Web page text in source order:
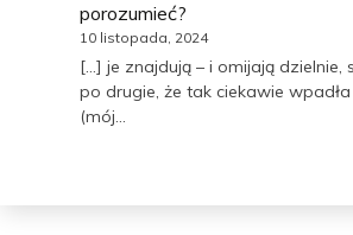
porozumieć?
10 listopada, 2024
[…] je znajdują – i omijają dzielnie,
po drugie, że tak ciekawie
(mój…